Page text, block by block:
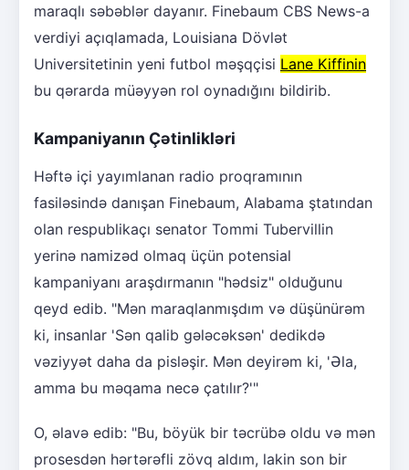
maraqlı səbəblər dayanır. Finebaum CBS News-a
verdiyi açıqlamada, Louisiana Dövlət
Universitetinin yeni futbol məşqçisi Lane Kiffinin
bu qərarda müəyyən rol oynadığını bildirib.
Kampaniyanın Çətinlikləri
Həftə içi yayımlanan radio proqramının
fasiləsində danışan Finebaum, Alabama ştatından
olan respublikaçı senator Tommi Tubervillin
yerinə namizəd olmaq üçün potensial
kampaniyanı araşdırmanın "hədsiz" olduğunu
qeyd edib. "Mən maraqlanmışdım və düşünürəm
ki, insanlar 'Sən qalib gələcəksən' dedikdə
vəziyyət daha da pisləşir. Mən deyirəm ki, 'Əla,
amma bu məqama necə çatılır?'"
O, əlavə edib: "Bu, böyük bir təcrübə oldu və mən
prosesdən hərtərəfli zövq aldım, lakin son bir